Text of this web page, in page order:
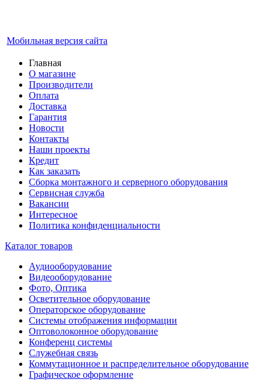
Мобильная версия сайта
Главная
О магазине
Производители
Оплата
Доставка
Гарантия
Новости
Контакты
Наши проекты
Кредит
Как заказать
Сборка монтажного и серверного оборудования
Сервисная служба
Вакансии
Интересное
Политика конфиденциальности
Каталог товаров
Аудиооборудование
Видеооборудование
Фото, Оптика
Осветительное оборудование
Операторское оборудование
Системы отображения информации
Оптоволоконное оборудование
Конференц системы
Служебная связь
Коммутационное и распределительное оборудование
Графическое оформление